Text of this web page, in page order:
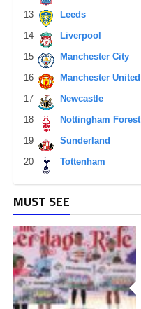
13 Leeds
14
Liverpool
15
Manchester City
16
Manchester United
17
Newcastle
18
Nottingham Forest
19
Sunderland
20
Tottenham
MUST SEE